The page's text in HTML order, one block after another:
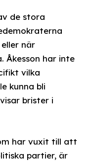
de stora
när
Åkesson har inte
vilka
kunna bli
brister i
har vuxit till att
partier, är